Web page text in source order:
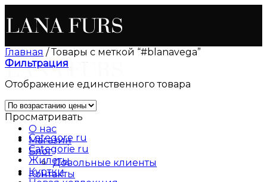
to
content
О нас
Магазин
Блог
Довольные клиенты
Контакты
Главная /Товары с меткой “#blanavega”
Фильтрация
Отображение единственного товара
Просматривать
Categore ru
Categorie ru
Жилеты
Куртки